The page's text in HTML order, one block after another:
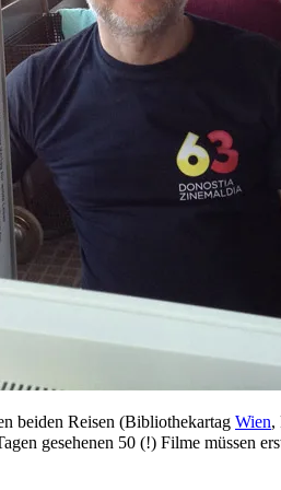
beiden Reisen (Bibliothekartag Wien,
gesehenen 50 (!) Filme müssen